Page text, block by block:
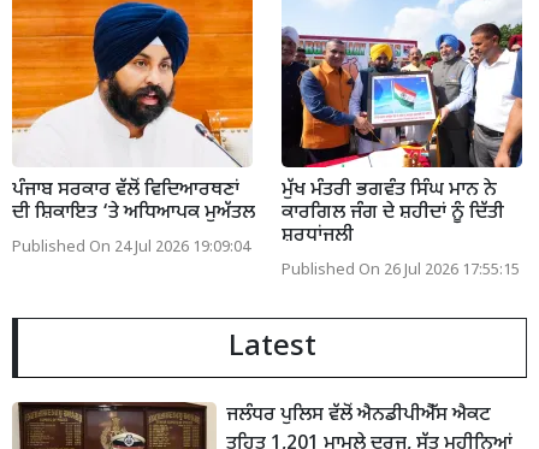
ਪੰਜਾਬ ਸਰਕਾਰ ਵੱਲੋਂ ਵਿਦਿਆਰਥਣਾਂ
ਦੀ ਸ਼ਿਕਾਇਤ ‘ਤੇ ਅਧਿਆਪਕ ਮੁਅੱਤਲ
Published On 24 Jul 2026 19:09:04
ਮੁੱਖ ਮੰਤਰੀ ਭਗਵੰਤ ਸਿੰਘ ਮਾਨ ਨੇ
ਕਾਰਗਿਲ ਜੰਗ ਦੇ ਸ਼ਹੀਦਾਂ ਨੂੰ ਦਿੱਤੀ
ਸ਼ਰਧਾਂਜਲੀ
Published On 26 Jul 2026 17:55:15
Latest
ਜਲੰਧਰ ਪੁਲਿਸ ਵੱਲੋਂ ਐਨਡੀਪੀਐੱਸ ਐਕਟ